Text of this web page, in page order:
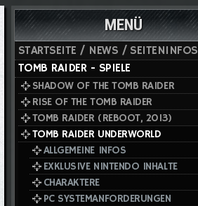
MENÜ
STARTSEITE / NEWS / SEITENINFOS
TOMB RAIDER - SPIELE
SHADOW OF THE TOMB RAIDER
RISE OF THE TOMB RAIDER
TOMB RAIDER (REBOOT, 2013)
TOMB RAIDER UNDERWORLD
ALLGEMEINE INFOS
EXKLUSIVE NINTENDO INHALTE
CHARAKTERE
PC SYSTEMANFORDERUNGEN